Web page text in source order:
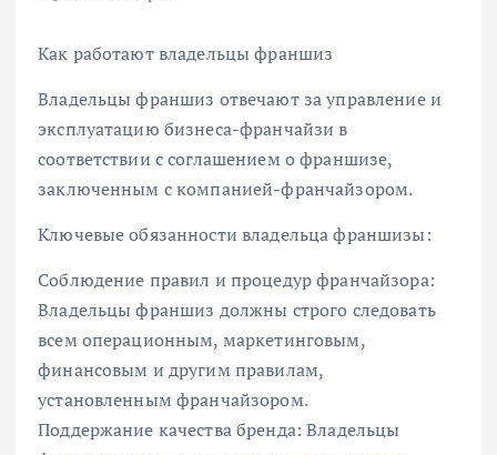
Как работают владельцы франшиз
Владельцы франшиз отвечают за управление и
эксплуатацию бизнеса-франчайзи в
соответствии с соглашением о франшизе,
заключенным с компанией-франчайзором.
Ключевые обязанности владельца франшизы:
Соблюдение правил и процедур франчайзора:
Владельцы франшиз должны строго следовать
всем операционным, маркетинговым,
финансовым и другим правилам,
установленным франчайзором.
Поддержание качества бренда: Владельцы